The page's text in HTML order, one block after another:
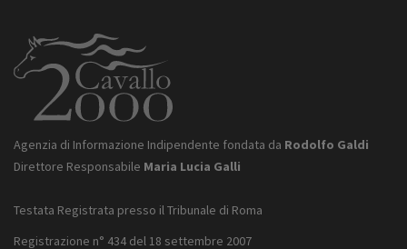
Agenzia di Informazione Indipendente fondata da Rodolfo Galdi
Direttore Responsabile Maria Lucia Galli
Testata Registrata presso il Tribunale di Roma
Registrazione n° 434 del 18 settembre 2007